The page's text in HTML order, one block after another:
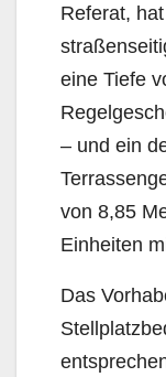
Referat,
eine Tiefe
– und ein
von 8,85
Einheiten
Das